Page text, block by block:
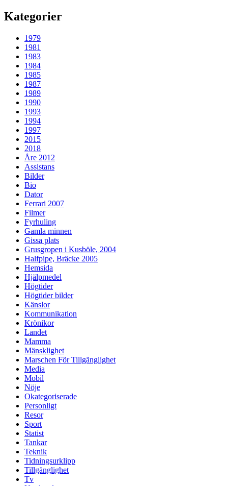
Kategorier
1979
1981
1983
1984
1985
1987
1989
1990
1993
1994
1997
2015
2018
Åre 2012
Assistans
Bilder
Bio
Dator
Ferrari 2007
Filmer
Fyrhuling
Gamla minnen
Gissa plats
Grusgropen i Kusböle, 2004
Halfpipe, Bräcke 2005
Hemsida
Hjälpmedel
Högtider
Högtider bilder
Känslor
Kommunikation
Krönikor
Landet
Mamma
Mänsklighet
Marschen För Tillgänglighet
Media
Mobil
Nöje
Okategoriserade
Personligt
Resor
Sport
Statist
Tankar
Teknik
Tidningsurklipp
Tillgänglighet
Tv